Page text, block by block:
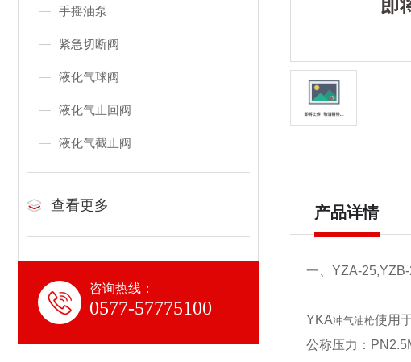
手摇油泵
紧急切断阀
液化气球阀
液化气止回阀
液化气截止阀
查看更多
咨询热线：
0577-57775100
产品详情
一、YZA-
YKA冲气油枪使用
公称压力：